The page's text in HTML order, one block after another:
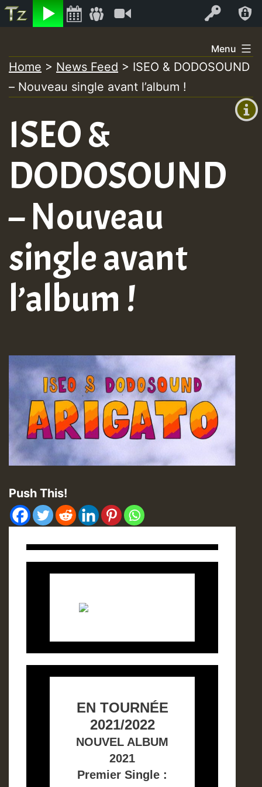
Listen Log In
+00:00
+0)
to
content
Menu
Home > News Feed > ISEO & DODOSOUND
– Nouveau single avant l’album !
ISEO &
DODOSOUND
– Nouveau
single avant
l’album !
Push This!
EN TOURNÉE
2021/2022
NOUVEL ALBUM
2021
Premier Single :